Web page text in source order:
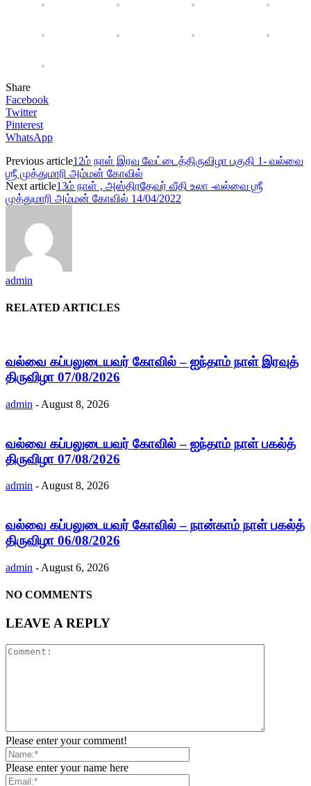
Share
Facebook
Twitter
Pinterest
WhatsApp
Previous article12ம் நாள் இரவு வேட்டைத்திருவிழா பகுதி 1- வல்வை
ஶ்ரீ முத்துமாரி அம்மன் கோவில்
Next article13ம் நாள் , அஸ்திரதேவர் வீதி உலா -வல்வை ஶ்ரீ
முத்துமாரி அம்மன் கோவில் 14/04/2022
admin
RELATED ARTICLES
வல்வை கப்பலுடையவர் கோவில் – ஐந்தாம் நாள் இரவுத்
திருவிழா 07/08/2026
admin - August 8, 2026
வல்வை கப்பலுடையவர் கோவில் – ஐந்தாம் நாள் பகல்த்
திருவிழா 07/08/2026
admin - August 8, 2026
வல்வை கப்பலுடையவர் கோவில் – நான்காம் நாள் பகல்த்
திருவிழா 06/08/2026
admin - August 6, 2026
NO COMMENTS
LEAVE A REPLY
Please enter your comment!
Please enter your name here